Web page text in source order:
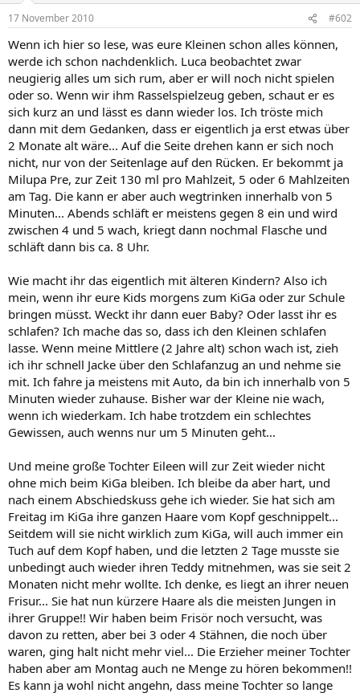
17 November 2010 #602
Wenn ich hier so lese, was eure Kleinen schon alles können,
werde ich schon nachdenklich. Luca beobachtet zwar
neugierig alles um sich rum, aber er will noch nicht spielen
oder so. Wenn wir ihm Rasselspielzeug geben, schaut er es
sich kurz an und lässt es dann wieder los. Ich tröste mich
dann mit dem Gedanken, dass er eigentlich ja erst etwas über
2 Monate alt wäre... Auf die Seite drehen kann er sich noch
nicht, nur von der Seitenlage auf den Rücken. Er bekommt ja
Milupa Pre, zur Zeit 130 ml pro Mahlzeit, 5 oder 6 Mahlzeiten
am Tag. Die kann er aber auch wegtrinken innerhalb von 5
Minuten... Abends schläft er meistens gegen 8 ein und wird
zwischen 4 und 5 wach, kriegt dann nochmal Flasche und
schläft dann bis ca. 8 Uhr.
Wie macht ihr das eigentlich mit älteren Kindern? Also ich
mein, wenn ihr eure Kids morgens zum KiGa oder zur Schule
bringen müsst. Weckt ihr dann euer Baby? Oder lasst ihr es
schlafen? Ich mache das so, dass ich den Kleinen schlafen
lasse. Wenn meine Mittlere (2 Jahre alt) schon wach ist, zieh
ich ihr schnell Jacke über den Schlafanzug an und nehme sie
mit. Ich fahre ja meistens mit Auto, da bin ich innerhalb von 5
Minuten wieder zuhause. Bisher war der Kleine nie wach,
wenn ich wiederkam. Ich habe trotzdem ein schlechtes
Gewissen, auch wenns nur um 5 Minuten geht...
Und meine große Tochter Eileen will zur Zeit wieder nicht
ohne mich beim KiGa bleiben. Ich bleibe da aber hart, und
nach einem Abschiedskuss gehe ich wieder. Sie hat sich am
Freitag im KiGa ihre ganzen Haare vom Kopf geschnippelt...
Seitdem will sie nicht wirklich zum KiGa, will auch immer ein
Tuch auf dem Kopf haben, und die letzten 2 Tage musste sie
unbedingt auch wieder ihren Teddy mitnehmen, was sie seit 2
Monaten nicht mehr wollte. Ich denke, es liegt an ihrer neuen
Frisur... Sie hat nun kürzere Haare als die meisten Jungen in
ihrer Gruppe!! Wir haben beim Frisör noch versucht, was
davon zu retten, aber bei 3 oder 4 Stähnen, die noch über
waren, ging halt nicht mehr viel... Die Erzieher meiner Tochter
haben aber am Montag auch ne Menge zu hören bekommen!!
Es kann ja wohl nicht angehn, dass meine Tochter so lange